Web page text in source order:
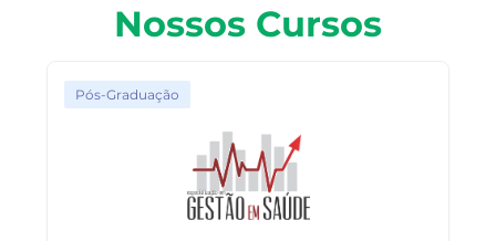
Nossos Cursos
Pós-Graduação